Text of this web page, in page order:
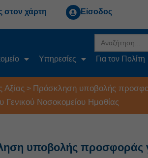
στον χάρτη Είσοδος
for:
Υπηρεσίες Για τον Πολίτη
Αξίας > Πρόσκληση υποβολής
Νοσοκομείου Ημαθίας
υποβολής προσφοράς